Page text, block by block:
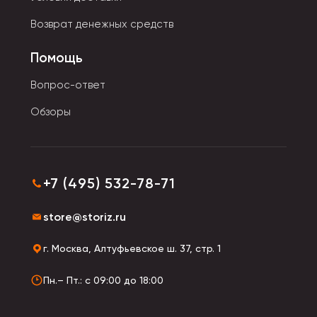
Возврат денежных средств
Помощь
Вопрос-ответ
Обзоры
+7 (495) 532-78-71
store@storiz.ru
г. Москва, Алтуфьевское ш. 37, стр. 1
Пн.– Пт.: с 09:00 до 18:00